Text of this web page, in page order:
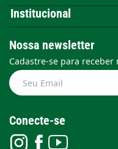
Institucional
Nossa newsletter
Cadastre-se para receber
Conecte-se